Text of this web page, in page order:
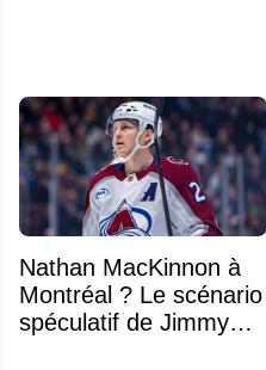
Nathan MacKinnon à
Montréal ? Le scénario
spéculatif de Jimmy